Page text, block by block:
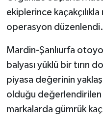
ekiplerince
operasyon düzenlendi.
Mardin-Şanlıurfa
balyası yüklü bir tırın
piyasa değerinin
olduğu değerlendirilen
markalarda gümrük
Sağlık & Yaşam
Siyaset
Spor
Yaşam